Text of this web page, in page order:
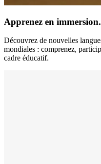
Apprenez en immersion.
Découvrez de nouvelles
mondiales : comprenez,
cadre éducatif.